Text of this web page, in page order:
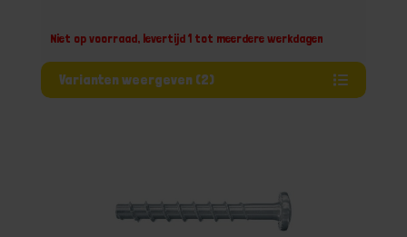
Niet op voorraad, levertijd 1 tot meerdere werkdagen
Varianten weergeven (2)